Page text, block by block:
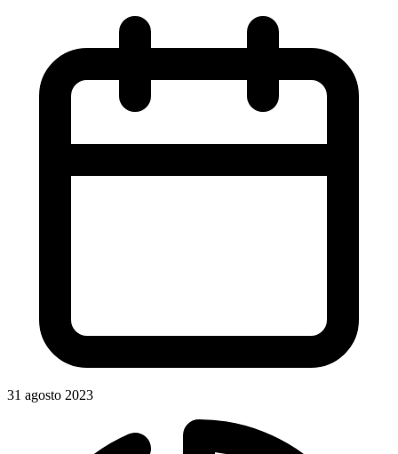
31 agosto 2023